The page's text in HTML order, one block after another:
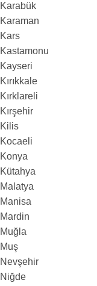
Karabük
Karaman
Kars
Kastamonu
Kayseri
Kırıkkale
Kırklareli
Kırşehir
Kilis
Kocaeli
Konya
Kütahya
Malatya
Manisa
Mardin
Muğla
Muş
Nevşehir
Niğde